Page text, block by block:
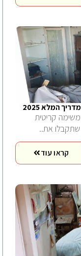
המלא 2025
משימה קריטית
שתקבלו את..
קראו עוד